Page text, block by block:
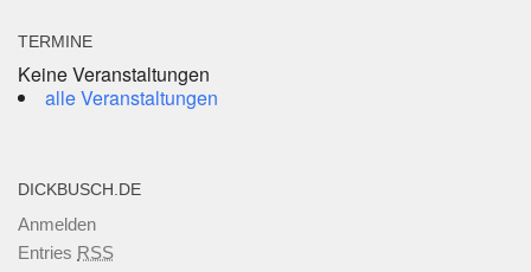
TERMINE
Keine Veranstaltungen
alle Veranstaltungen
DICKBUSCH.DE
Anmelden
Entries RSS